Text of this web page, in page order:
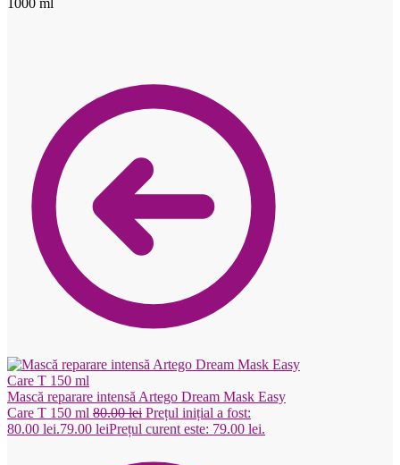
Mască reparare intensă Artego Dream Mask Easy
Care T 150 ml 80.00lei Prețul inițial a fost:
80.00 lei.79.00 leiPrețul curent este: 79.00 lei.